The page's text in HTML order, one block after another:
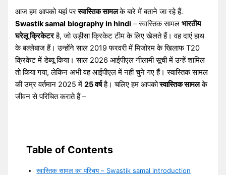
आज हम आपको यहां परस्वास्तिक सामलके बारे में बताने जा रहे हैं.
Swastik samal biography in hindi – स्वास्तिक सामलभारतीय
घरेलू क्रिकेटरहै, जो उड़ीसा क्रिकेट टीम के लिए खेलते हैं। वह दाएं हाथ
के बल्लेबाज हैं। उन्होंने साल 2019 फरवरी में मिजोरम के खिलाफ T20
क्रिकेट में डेब्यू किया। साल 2026 आईपीएल नीलामी सूची में उन्हें शामिल
तो किया गया, लेकिन अभी वह आईपीएल में नहीं चुने गए हैं। स्वास्तिक सामल
की उम्र वर्तमान 2025 में25 वर्षहै। चलिए हम आपकोस्वास्तिक सामलके
जीवन से परिचित कराते हैं –
Table of Contents
स्वास्तिक सामल का परिचय – Swastik samal introduction